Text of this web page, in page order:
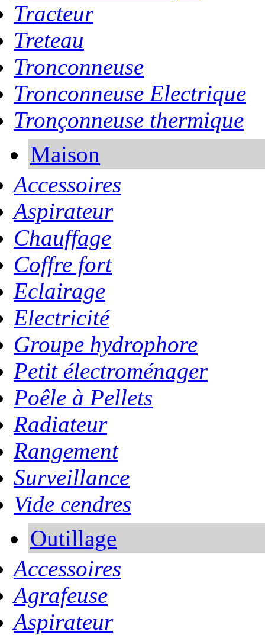
Tracteur
Treteau
Tronconneuse
Tronconneuse Electrique
Tronçonneuse thermique
Maison
Accessoires
Aspirateur
Chauffage
Coffre fort
Eclairage
Electricité
Groupe hydrophore
Petit électroménager
Poêle à Pellets
Radiateur
Rangement
Surveillance
Vide cendres
Outillage
Accessoires
Agrafeuse
Aspirateur